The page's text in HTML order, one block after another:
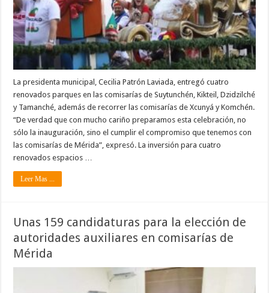
La presidenta municipal, Cecilia Patrón Laviada, entregó cuatro
renovados parques en las comisarías de Suytunchén, Kikteil, Dzidzilché
y Tamanché, además de recorrer las comisarías de Xcunyá y Komchén.
“De verdad que con mucho cariño preparamos esta celebración, no
sólo la inauguración, sino el cumplir el compromiso que tenemos con
las comisarías de Mérida”, expresó. La inversión para cuatro
renovados espacios …
Leer Mas ...
Unas 159 candidaturas para la elección de
autoridades auxiliares en comisarías de
Mérida